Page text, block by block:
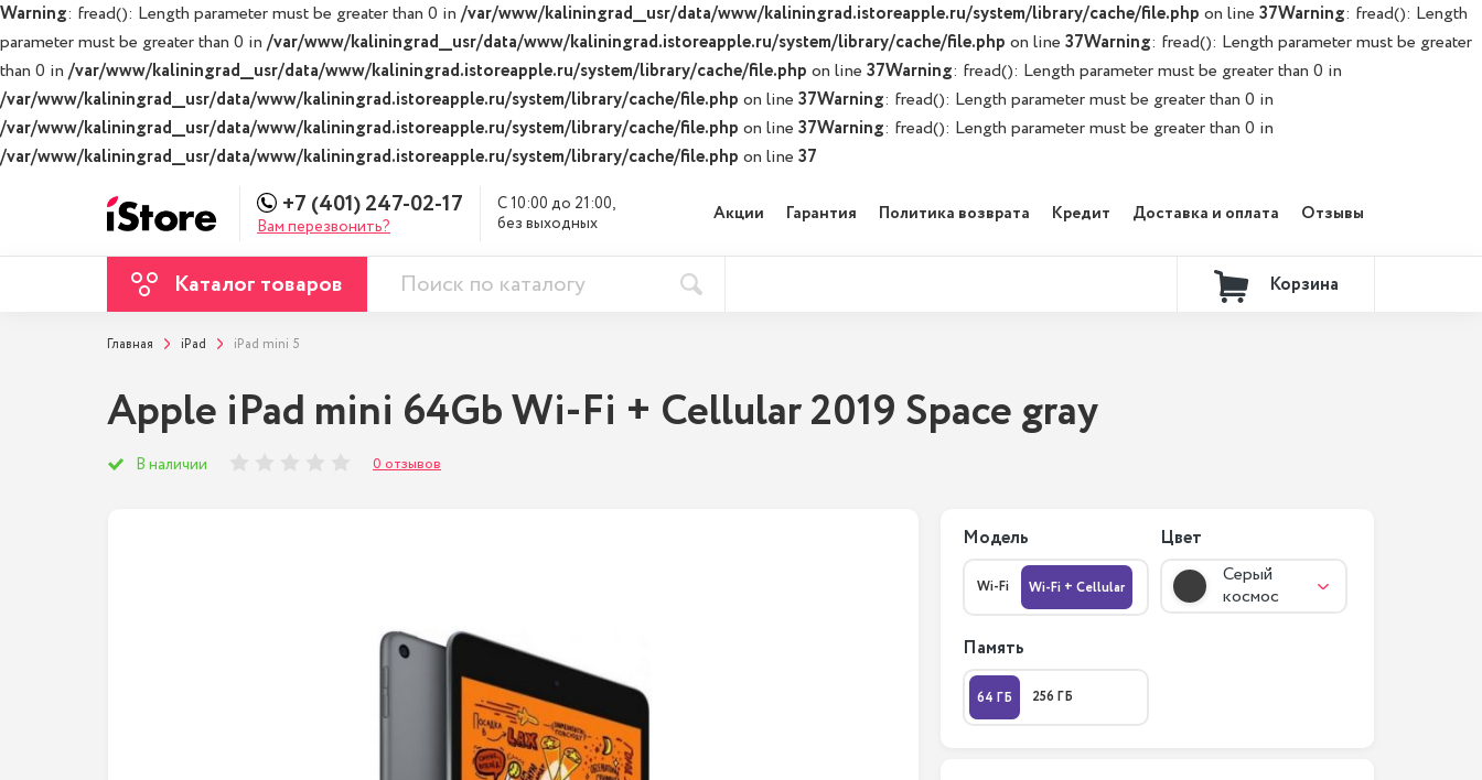
Warning: fread(): Length parameter must be greater than 0 in /var/www/kaliningrad__usr/data/www/kaliningrad.istoreapple.ru/system/library/cache/file.php on line 37Warning: fread(): Length
parameter must be greater than 0 in /var/www/kaliningrad__usr/data/www/kaliningrad.istoreapple.ru/system/library/cache/file.php on line 37Warning: fread(): Length parameter must be greater
than 0 in /var/www/kaliningrad__usr/data/www/kaliningrad.istoreapple.ru/system/library/cache/file.php on line 37Warning: fread(): Length parameter must be greater than 0 in
/var/www/kaliningrad__usr/data/www/kaliningrad.istoreapple.ru/system/library/cache/file.php on line 37Warning: fread(): Length parameter must be greater than 0 in
/var/www/kaliningrad__usr/data/www/kaliningrad.istoreapple.ru/system/library/cache/file.php on line 37Warning: fread(): Length parameter must be greater than 0 in
/var/www/kaliningrad__usr/data/www/kaliningrad.istoreapple.ru/system/library/cache/file.php on line 37
+7 (401) 247-02-17
Вам перезвонить?
С 10:00 до 21:00,
без выходных
Акции Гарантия Политика возврата Кредит Доставка и оплата Отзывы
Контакты
Каталог товаров Корзина
Главная iPad iPad mini 5
Apple iPad mini 64Gb Wi-Fi + Cellular 2019 Space gray
В наличии 0 отзывов
Модель
Wi-Fi Wi-Fi + Cellular
Цвет
Серый
космос
Память
64 ГБ 256 ГБ